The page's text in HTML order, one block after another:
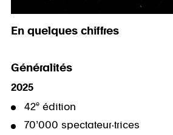
En quelques chiffres
Généralités
2025
42eédition
70’000 spectateur·trices